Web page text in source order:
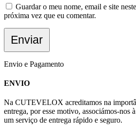
Guardar o meu nome, email e site
próxima vez que eu comentar.
Envio e Pagamento
ENVIO
Na CUTEVELOX acreditamos na
entrega, por esse motivo, associámos-nos
um serviço de entrega rápido e seguro.